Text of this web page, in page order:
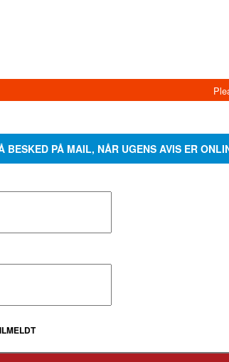
BESKED PÅ MAIL, NÅR UGENS AVIS ER